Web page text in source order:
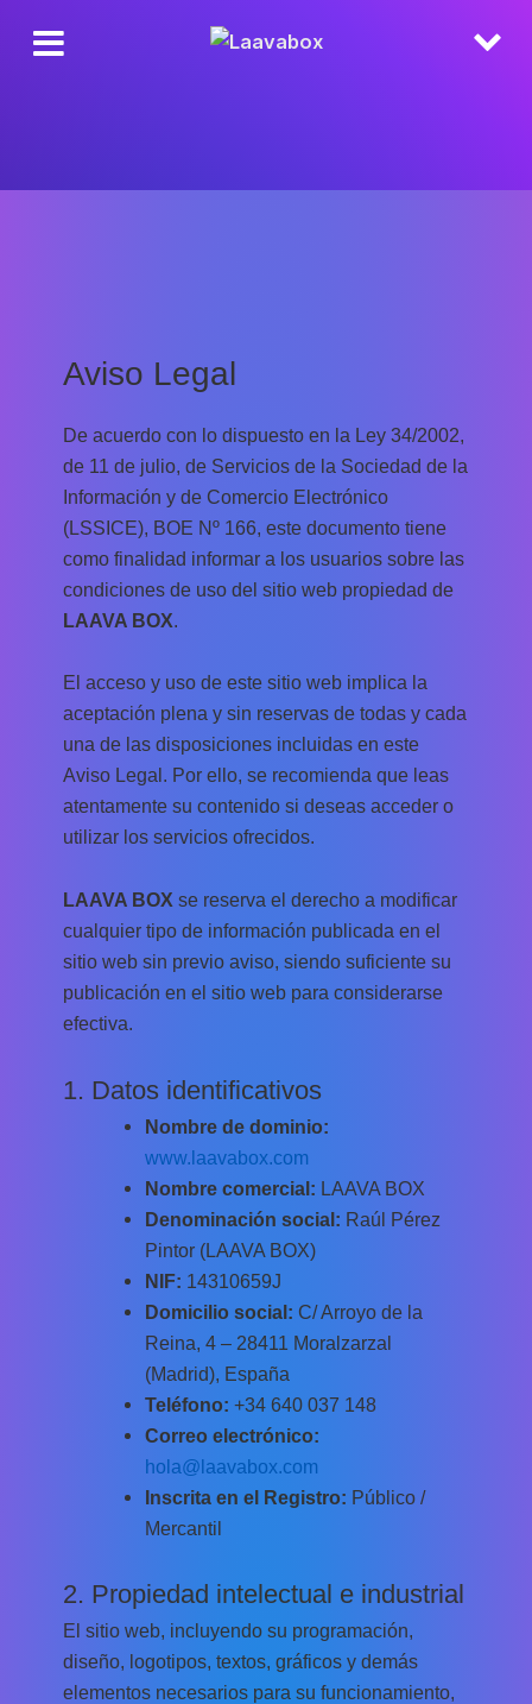
Aviso Legal
De acuerdo con lo dispuesto en la Ley 34/2002,
de 11 de julio, de Servicios de la Sociedad de la
Información y de Comercio Electrónico
(LSSICE), BOE Nº 166, este documento tiene
como finalidad informar a los usuarios sobre las
condiciones de uso del sitio web propiedad de
LAAVA BOX.
El acceso y uso de este sitio web implica la
aceptación plena y sin reservas de todas y cada
una de las disposiciones incluidas en este
Aviso Legal. Por ello, se recomienda que leas
atentamente su contenido si deseas acceder o
utilizar los servicios ofrecidos.
LAAVA BOX se reserva el derecho a modificar
cualquier tipo de información publicada en el
sitio web sin previo aviso, siendo suficiente su
publicación en el sitio web para considerarse
efectiva.
1. Datos identificativos
Nombre de dominio:
www.laavabox.com
Nombre comercial: LAAVA BOX
Denominación social: Raúl Pérez
Pintor (LAAVA BOX)
NIF: 14310659J
Domicilio social: C/ Arroyo de la
Reina, 4 – 28411 Moralzarzal
(Madrid), España
Teléfono: +34 640 037 148
Correo electrónico:
hola@laavabox.com
Inscrita en el Registro: Público /
Mercantil
2. Propiedad intelectual e industrial
El sitio web, incluyendo su programación,
diseño, logotipos, textos, gráficos y demás
elementos necesarios para su funcionamiento,